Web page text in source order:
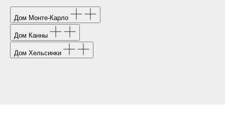
Дом Монте-Карло
Дом Канны
Дом Хельсинки